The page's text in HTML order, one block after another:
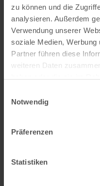
zu können und die
analysieren. Außerdem
Verwendung unserer
soziale Medien, Werbung
Partner führen diese
weiteren Daten
Notwendig
Präferenzen
Statistiken